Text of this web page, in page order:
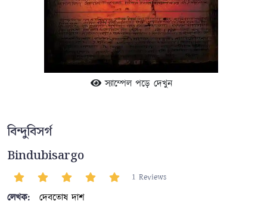
স্যাম্পেল পড়ে দেখুন
বিন্দুবিসর্গ
Bindubisargo
1 Reviews
লেখক:
দেবতোষ দাশ